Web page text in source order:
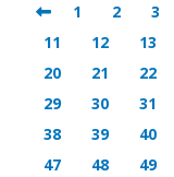
1 2 3
11
12 13
20
21 22
29
30 31
38
39 40
47
48 49